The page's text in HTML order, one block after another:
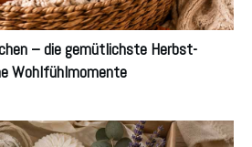
– die gemütlichste Herbst-
Wohlfühlmomente